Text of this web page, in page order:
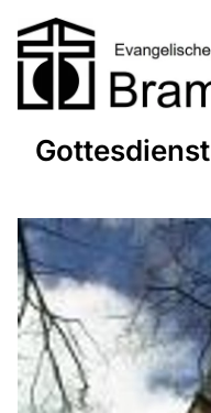
Gottesdienst